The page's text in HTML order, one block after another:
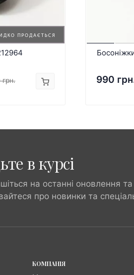
ПРОДАЄТЬСЯ
990
в курсі
на останні оновлення та
про новинки та
КОМПАНІЯ